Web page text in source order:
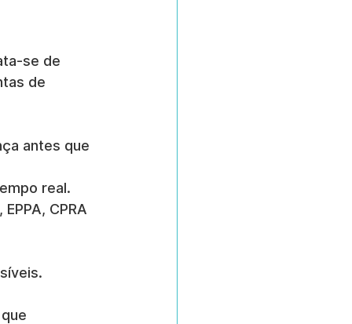
se de
de
antes que
real.
CPRA